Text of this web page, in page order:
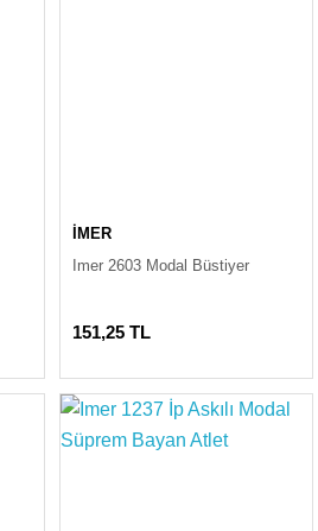
İMER
Imer 2603 Modal Büstiyer
151,25 TL